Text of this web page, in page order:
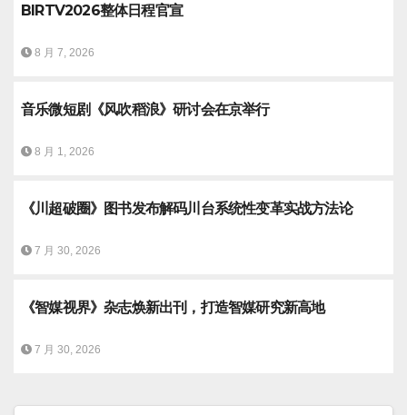
BIRTV2026整体日程官宣
8 月 7, 2026
音乐微短剧《风吹稻浪》研讨会在京举行
8 月 1, 2026
《川超破圈》图书发布解码川台系统性变革实战方法论
7 月 30, 2026
《智媒视界》杂志焕新出刊，打造智媒研究新高地
7 月 30, 2026